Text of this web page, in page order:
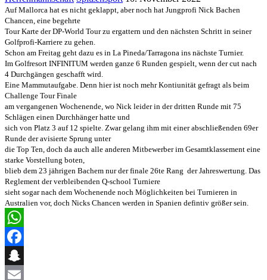
Auf Mallorca hat es nicht geklappt, aber noch hat Jungprofi Nick Bachen
Chancen, eine begehrte
Tour Karte der DP-World Tour zu ergattern und den nächsten Schritt in seiner
Golfprofi-Karriere zu gehen.
Schon am Freitag geht dazu es in La Pineda/Tarragona ins nächste Turnier.
Im Golfresort INFINITUM werden ganze 6 Runden gespielt, wenn der cut nach
4 Durchgängen geschafft wird.
Eine Mammutaufgabe. Denn hier ist noch mehr Kontiunität gefragt als beim
Challenge Tour Finale
am vergangenen Wochenende, wo Nick leider in der dritten Runde mit 75
Schlägen einen Durchhänger hatte und
sich von Platz 3 auf 12 spielte. Zwar gelang ihm mit einer abschließenden 69er
Runde der avisierte Sprung unter
die Top Ten, doch da auch alle anderen Mitbewerber im Gesamtklassement eine
starke Vorstellung boten,
blieb dem 23 jährigen Bachem nur der finale 26te Rang der Jahreswertung. Das
Reglement der verbleibenden Q-school Turniere
sieht sogar nach dem Wochenende noch Möglichkeiten bei Turnieren in
Australien vor, doch Nicks Chancen werden in Spanien defintiv größer sein.
WhatsApp
Facebook
Snapchat